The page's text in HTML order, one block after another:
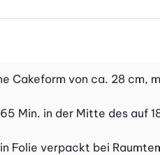
Cakeform von ca. 28 cm,
Min. in der Mitte des auf
Folie verpackt bei